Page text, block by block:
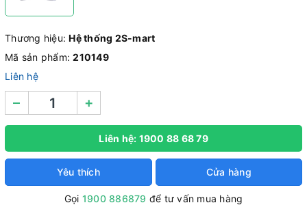
Thương hiệu:Hệ thống 2S-mart
Mã sản phẩm:210149
Liên hệ
– +
Liên hệ: 1900 88 68 79
Yêu thích Cửa hàng
Gọi 1900 886879 để tư vấn mua hàng